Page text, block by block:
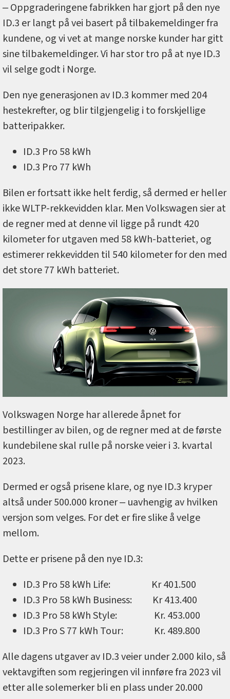
‒ Oppgraderingene fabrikken har gjort på den nye
ID.3 er langt på vei basert på tilbakemeldinger fra
kundene, og vi vet at mange norske kunder har gitt
sine tilbakemeldinger. Vi har stor tro på at nye ID.3
vil selge godt i Norge.
Den nye generasjonen av ID.3 kommer med 204
hestekrefter, og blir tilgjengelig i to forskjellige
batteripakker.
ID.3 Pro 58 kWh
ID.3 Pro 77 kWh
Bilen er fortsatt ikke helt ferdig, så dermed er heller
ikke WLTP-rekkevidden klar. Men Volkswagen sier at
de regner med at denne vil ligge på rundt 420
kilometer for utgaven med 58 kWh-batteriet, og
estimerer rekkevidden til 540 kilometer for den med
det store 77 kWh batteriet.
Volkswagen Norge har allerede åpnet for
bestillinger av bilen, og de regner med at de første
kundebilene skal rulle på norske veier i 3. kvartal
2023.
Dermed er også prisene klare, og nye ID.3 kryper
altså under 500.000 kroner ‒ uavhengig av hvilken
versjon som velges. For det er fire slike å velge
mellom.
Dette er prisene på den nye ID.3:
ID.3 Pro 58 kWh Life: Kr 401.500
ID.3 Pro 58 kWh Business: Kr 413.400
ID.3 Pro 58 kWh Style: Kr. 453.000
ID.3 Pro S 77 kWh Tour: Kr. 489.800
Alle dagens utgaver av ID.3 veier under 2.000 kilo, så
vektavgiften som regjeringen vil innføre fra 2023 vil
etter alle solemerker bli en plass under 20.000